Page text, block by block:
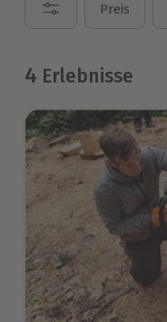
Preis
4 Erlebnisse